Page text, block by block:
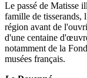
Le passé de Matisse
famille de tisserands,
région avant de
d'une centaine
notamment de la
musées français.